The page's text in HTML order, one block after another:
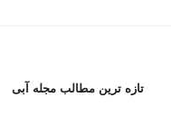
تازه ترین مطالب مجله آبی